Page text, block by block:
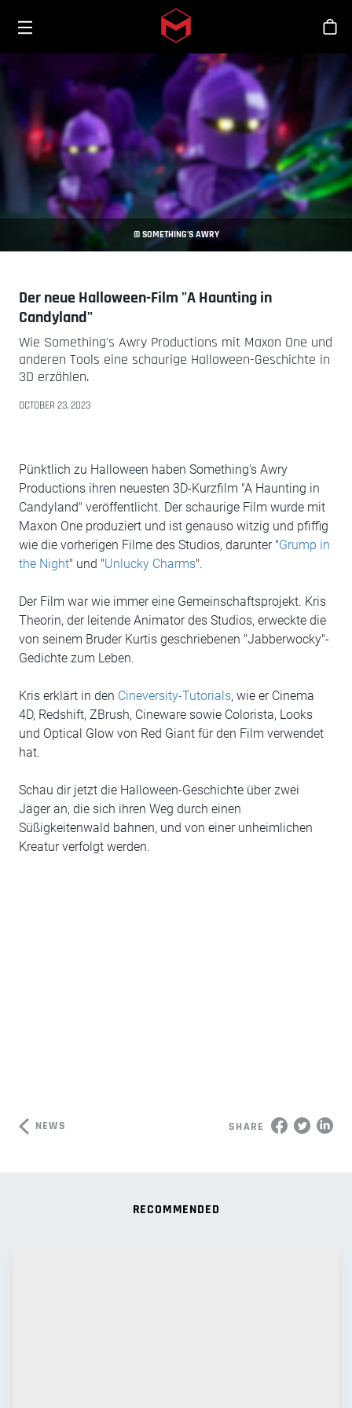
Skip to main content
© SOMETHING’S AWRY
Der neue Halloween-Film "A Haunting in
Candyland"
Wie Something's Awry Productions mit Maxon One und
anderen Tools eine schaurige Halloween-Geschichte in
3D erzählen.
OCTOBER 23, 2023
Pünktlich zu Halloween haben Something's Awry
Productions ihren neuesten 3D-Kurzfilm "A Haunting in
Candyland" veröffentlicht. Der schaurige Film wurde mit
Maxon One produziert und ist genauso witzig und pfiffig
wie die vorherigen Filme des Studios, darunter "Grump in
the Night" und "Unlucky Charms".
Der Film war wie immer eine Gemeinschaftsprojekt. Kris
Theorin, der leitende Animator des Studios, erweckte die
von seinem Bruder Kurtis geschriebenen "Jabberwocky"-
Gedichte zum Leben.
Kris erklärt in den Cineversity-Tutorials, wie er Cinema
4D, Redshift, ZBrush, Cineware sowie Colorista, Looks
und Optical Glow von Red Giant für den Film verwendet
hat.
Schau dir jetzt die Halloween-Geschichte über zwei
Jäger an, die sich ihren Weg durch einen
Süßigkeitenwald bahnen, und von einer unheimlichen
Kreatur verfolgt werden.
NEWS SHARE
RECOMMENDED